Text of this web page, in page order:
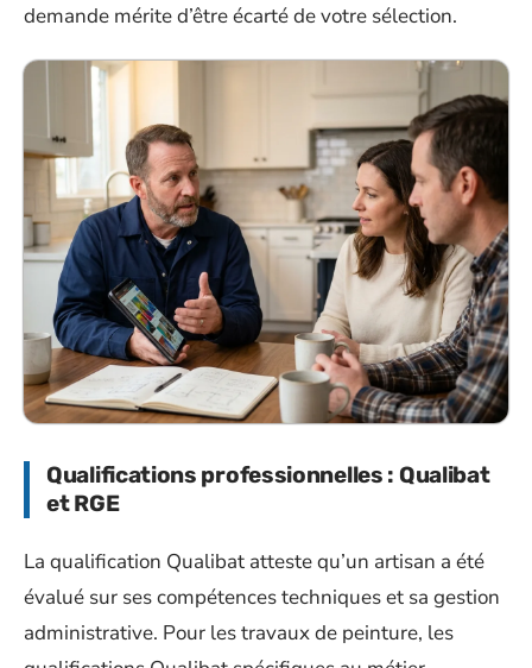
demande mérite d’être écarté de votre sélection.
Qualifications professionnelles : Qualibat
et RGE
La qualification Qualibat atteste qu’un artisan a été
évalué sur ses compétences techniques et sa gestion
administrative. Pour les travaux de peinture, les